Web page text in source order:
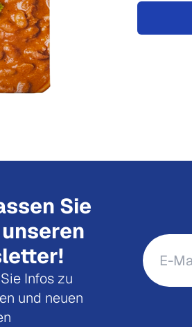
Sie
Infos zu
und neuen